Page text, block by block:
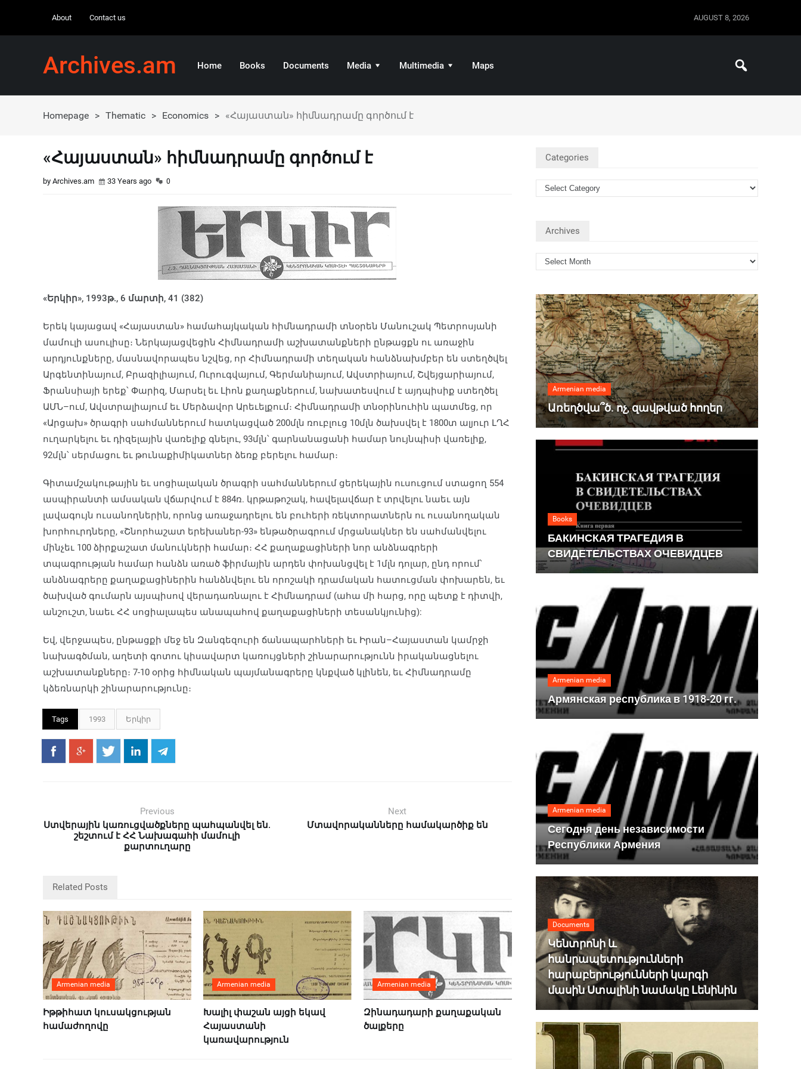
About Contact us AUGUST 8, 2026
Archives.am Home Books Documents Media Multimedia Maps
Homepage > Thematic > Economics > «Հայաստան» հիմնադրամը գործում է
«Հայաստան» հիմնադրամը գործում է
by Archives.am 33 Years ago 0
«Երկիր», 1993թ., 6 մարտի, 41 (382)
Երեկ կայացավ «Հայաստան» համահայկական հիմնադրամի տնօրեն Մանուշակ Պետրոսյանի
մամուլի ասուլիսը։ Ներկայացվեցին Հիմնադրամի աշխատանքների ընթացքն ու առաջին
արդյունքները, մասնավորապես նշվեց, որ Հիմնադրամի տեղական հանձնախմբեր են ստեղծվել
Արգենտինայում, Բրազիլիայում, Ուրուգվայում, Գերմանիայում, Ավստրիայում, Շվեյցարիայում,
Ֆրանսիայի երեք՝ Փարիզ, Մարսել եւ Լիոն քաղաքներում, նախատեսվում է այդպիսիք ստեղծել
ԱՄՆ–ում, Ավստրալիայում եւ Մերձավոր Արեւելքում։ Հիմնադրամի տնօրինուհին պատմեց, որ
«Արցախ» ծրագրի սահմաններում հատկացված 200մլն ռուբլուց 10մլն ծախսվել է 1800տ ալյուր ԼՂՀ
ուղարկելու եւ դիզելային վառելիք գնելու, 93մլն՝ գարնանացանի համար նույնպիսի վառելիք,
92մլն՝ սերմացու եւ թունաքիմիկատներ ձեռք բերելու համար։
Գիտամշակութային եւ սոցիալական ծրագրի սահմաններում ցերեկային ուսուցում ստացող 554
ասպիրանտի ամսական վճարվում է 884ռ. կրթաթոշակ, հավելավճար է տրվելու նաեւ այն
լավագույն ուսանողներին, որոնց առաջադրելու են բուհերի ռեկտորատներն ու ուսանողական
խորհուրդները, «Շնորհաշատ երեխաներ-93» ենթածրագրում մրցանակներ են սահմանվելու
մինչեւ 100 ձիրքաշատ մանուկների համար։ ՀՀ քաղաքացիների նոր անձնագրերի
տպագրության համար հանձն առած ֆիրմային արդեն փոխանցվել է 1մլն դոլար, ընդ որում՝
անձնագրերը քաղաքացիներին հանձնվելու են որոշակի դրամական հատուցման փոխարեն, եւ
ծախված գումարն այսպիսով վերադառնալու է Հիմնադրամ (ահա մի հարց, որը պետք է դիտվի,
անշուշտ, նաեւ ՀՀ սոցիալապես անապահով քաղաքացիների տեսանկյունից):
Եվ, վերջապես, ընթացքի մեջ են Զանգեզուրի ճանապարհների եւ Իրան–Հայաստան կամրջի
նախագծման, աղետի գոտու կիսավարտ կառույցների շինարարությունն իրականացնելու
աշխատանքները։ 7-10 օրից հիմնական պայմանագրերը կնքված կլինեն, եւ Հիմնադրամը
կձեռնարկի շինարարությունը։
Tags 1993 Երկիր
Previous
Ստվերային կառուցվածքները պահպանվել են.
շեշտում է ՀՀ Նախագահի մամուլի
քարտուղարը
Next
Մտավորականները համակարծիք են
Related Posts
Armenian media
Իթթիհատ կուսակցության
համաժողովը
Armenian media
Խալիլ փաշան այցի եկավ
Հայաստանի
կառավարություն
Armenian media
Զինադադարի քաղաքական
ծալքերը
Categories
Archives
Armenian media
Առեղծվա՞ծ. ոչ, զավթված հողեր
Books
БАКИНСКАЯ ТРАГЕДИЯ В
СВИДЕТЕЛЬСТВАХ ОЧЕВИДЦЕВ
Armenian media
Армянская республика в 1918-20 гг.
Armenian media
Сегодня день независимости
Республики Армения
Documents
Կենտրոնի և
հանրապետությունների
հարաբերությունների կարգի
մասին Ստալինի նամակը Լենինին